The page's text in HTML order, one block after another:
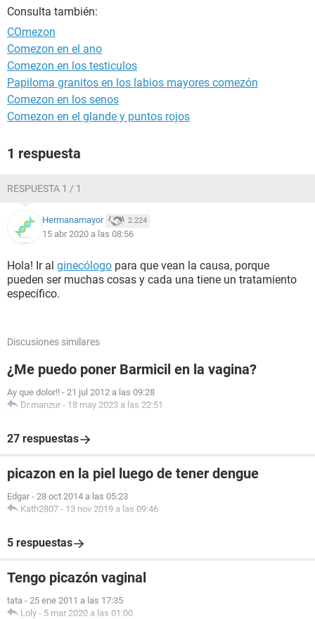
GLOSARIO
Consulta también:
COmezon
Comezon en el ano
Comezon en los testiculos
Papiloma granitos en los labios mayores comezón
Comezon en los senos
Comezon en el glande y puntos rojos
1 respuesta
RESPUESTA 1 / 1
Hermanamayor 2.224
15 abr 2020 a las 08:56
Hola! Ir al ginecólogo para que vean la causa, porque
pueden ser muchas cosas y cada una tiene un tratamiento
específico.
Discusiones similares
¿Me puedo poner Barmicil en la vagina?
Ay que dolor!! - 21 jul 2012 a las 09:28
Dr.manzur - 18 may 2023 a las 22:51
27 respuestas
picazon en la piel luego de tener dengue
Edgar - 28 oct 2014 a las 05:23
Kath2807 - 13 nov 2019 a las 09:46
5 respuestas
Tengo picazón vaginal
tata - 25 ene 2011 a las 17:35
Loly - 5 mar 2020 a las 01:00